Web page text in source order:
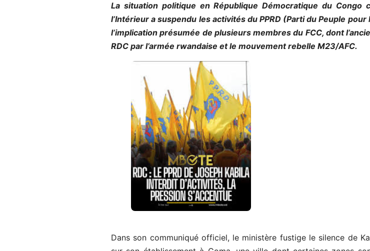
La situation politique en République Démocratique du Congo
l’Intérieur a suspendu les activités du PPRD (Parti du Peuple
l’implication présumée de plusieurs membres du FCC, dont
RDC par l’armée rwandaise et le mouvement rebelle M23/AFC.
Dans son communiqué officiel, le ministère fustige le silence de